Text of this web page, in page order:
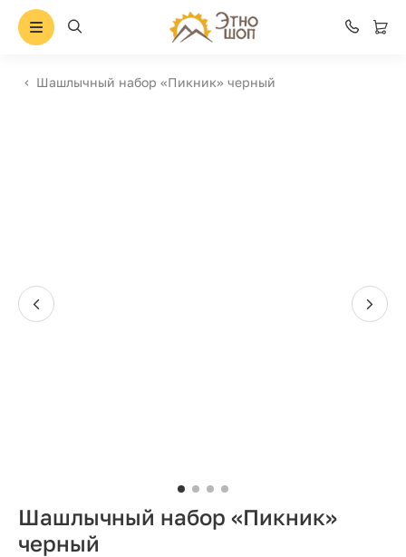
Шашлычный набор «Пикник» черный
Шашлычный набор «Пикник»
черный